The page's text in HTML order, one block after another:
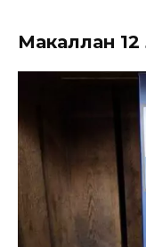
Макаллан